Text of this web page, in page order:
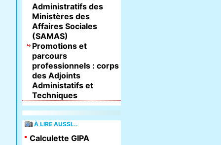
Administratifs des
Ministères des
Affaires Sociales
(SAMAS)
Promotions et
parcours
professionnels : corps
des Adjoints
Administatifs et
Techniques
À LIRE AUSSI...
Calculette GIPA